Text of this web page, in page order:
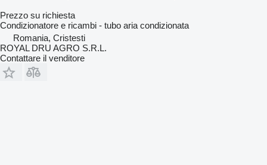
Prezzo su richiesta
Condizionatore e ricambi - tubo aria condizionata
Romania, Cristesti
ROYAL DRU AGRO S.R.L.
Contattare il venditore